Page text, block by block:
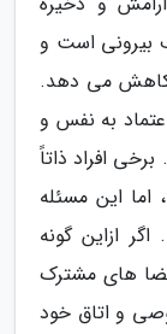
بیرونی است و
کاهش می دهد.
به نفس و
افراد ذاتاً
این مسئله
ازاین گونه
فضا های مشترک
و اتاق خود